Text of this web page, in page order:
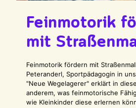
Feinmotorik
mit
Feinmotorik fördern mit
Peteranderl, Sportpädagogin in
"Neue Wegelagerer" erklärt in
anderem, was feinmotorische
wie Kleinkinder diese erlernen